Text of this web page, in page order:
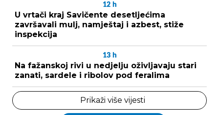
12 h
U vrtači kraj Savičente desetljećima
završavali mulj, namještaj i azbest, stiže
inspekcija
13 h
Na fažanskoj rivi u nedjelju oživljavaju stari
zanati, sardele i ribolov pod feralima
Prikaži više vijesti